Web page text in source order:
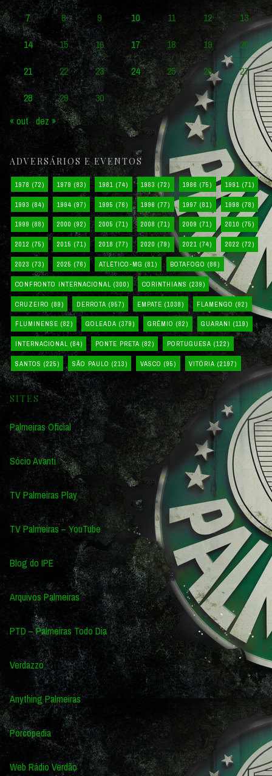
7
8 9 10 11 12
13
14
15 16 17 18 19
20
21
22 23 24 25 26
27
28
29
30
« out dez »
ADVERSÁRIOS E EVENTOS
1978 (72) 1979 (83) 1981 (74) 1983 (72) 1986 (75) 1991 (71)
1993 (84) 1994 (97) 1995 (76) 1996 (77) 1997 (81) 1998 (78)
1999 (88) 2000 (92) 2005 (71) 2008 (71) 2009 (71) 2010 (75)
2012 (75) 2015 (71) 2018 (77) 2020 (79) 2021 (74) 2022 (72)
2023 (73) 2025 (76) ATLÉTICO-MG (81) BOTAFOGO (86)
CONFRONTO INTERNACIONAL (300) CORINTHIANS (239)
CRUZEIRO (89) DERROTA (957) EMPATE (1038) FLAMENGO (92)
FLUMINENSE (82) GOLEADA (379) GRÊMIO (82) GUARANI (119)
INTERNACIONAL (84) PONTE PRETA (82) PORTUGUESA (122)
SANTOS (225) SÃO PAULO (213) VASCO (95) VITÓRIA (2197)
SITES
Palmeiras Oficial
Sócio Avanti
TV Palmeiras Play
TV Palmeiras – YouTube
Blog do IPE
Arquivos Palmeiras
PTD – Palmeiras Todo Dia
Verdazzo
Anything Palmeiras
Porcopedia
Web Rádio Verdão